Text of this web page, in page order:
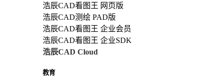
浩辰CAD看图王 网页版
浩辰CAD测绘 PAD版
浩辰CAD看图王 企业会员
浩辰CAD看图王 企业SDK
浩辰CAD Cloud
教育